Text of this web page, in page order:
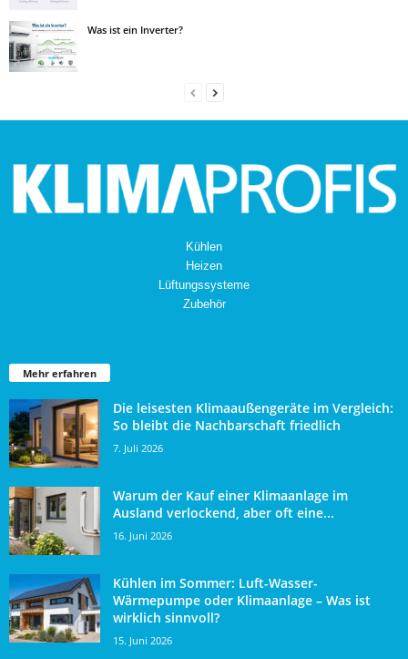
Was ist ein Inverter?
Kühlen
Heizen
Lüftungssysteme
Zubehör
Mehr erfahren
Die leisesten Klimaaußengeräte im Vergleich:
So bleibt die Nachbarschaft friedlich
7. Juli 2026
Warum der Kauf einer Klimaanlage im
Ausland verlockend, aber oft eine...
16. Juni 2026
Kühlen im Sommer: Luft-Wasser-
Wärmepumpe oder Klimaanlage – Was ist
wirklich sinnvoll?
15. Juni 2026